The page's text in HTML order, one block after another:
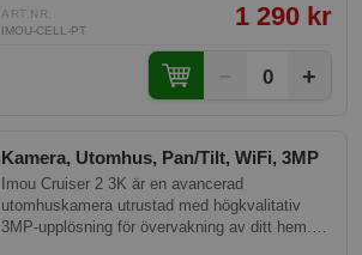
och IP66-väderbeständighet ger den en stor
synfält så att du kan hålla koll på hela ditt hem.
Med inbyggd mikrofon och högtalare kan du
lyssna och kommunicera direkt genom
ART.NR:
IMOU-CELL-PT
1 290 kr
0 +
Kamera, Utomhus, Pan/Tilt, WiFi, 3MP
Imou Cruiser 2 3K är en avancerad
utomhuskamera utrustad med högkvalitativ
3MP-upplösning för övervakning av ditt hem.